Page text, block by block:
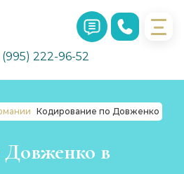
222-96-52
Кодирование по Довженко
в